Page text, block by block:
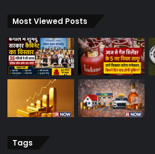
Most Viewed Posts
Tags